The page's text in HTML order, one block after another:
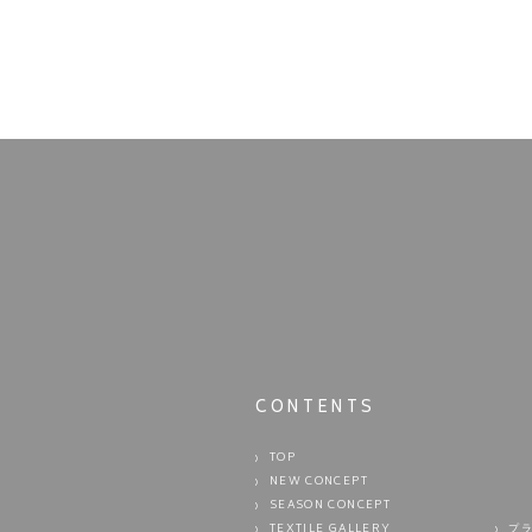
CONTENTS
TOP
NEW CONCEPT
SEASON CONCEPT